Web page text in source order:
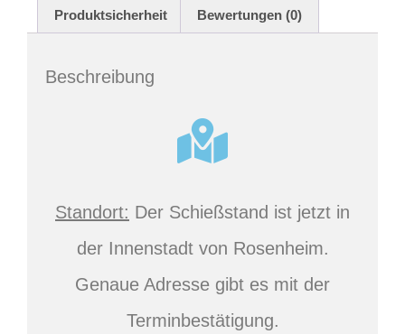
Produktsicherheit Bewertungen (0)
Beschreibung
Standort: Der Schießstand ist jetzt in
der Innenstadt von Rosenheim.
Genaue Adresse gibt es mit der
Terminbestätigung.